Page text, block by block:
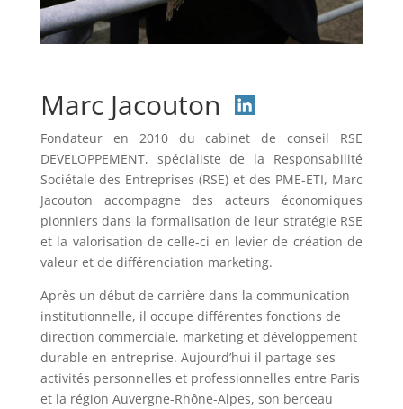
Marc Jacouton
Fondateur en 2010 du cabinet de conseil RSE
DEVELOPPEMENT, spécialiste de la Responsabilité
Sociétale des Entreprises (RSE) et des PME-ETI, Marc
Jacouton accompagne des acteurs économiques
pionniers dans la formalisation de leur stratégie RSE
et la valorisation de celle-ci en levier de création de
valeur et de différenciation marketing.
Après un début de carrière dans la communication
institutionnelle, il occupe différentes fonctions de
direction commerciale, marketing et développement
durable en entreprise. Aujourd’hui il partage ses
activités personnelles et professionnelles entre Paris
et la région Auvergne-Rhône-Alpes, son berceau